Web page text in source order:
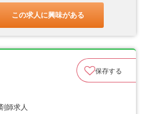
この求人に興味がある
保存する
師求人